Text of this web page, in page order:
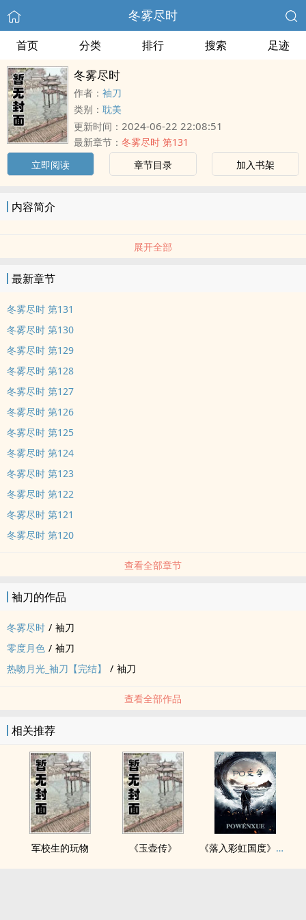
冬雾尽时
首页 分类 排行 搜索 足迹
冬雾尽时
作者： 袖刀
类别： 耽美
更新时间： 2024-06-22 22:08:51
最新章节： 冬雾尽时 第131
立即阅读
章节目录 加入书架
内容简介
展开全部
最新章节
冬雾尽时 第131
冬雾尽时 第130
冬雾尽时 第129
冬雾尽时 第128
冬雾尽时 第127
冬雾尽时 第126
冬雾尽时 第125
冬雾尽时 第124
冬雾尽时 第123
冬雾尽时 第122
冬雾尽时 第121
冬雾尽时 第120
查看全部章节
袖刀的作品
冬雾尽时 / 袖刀
零度月色 / 袖刀
热吻月光_袖刀【完结】
/ 袖刀
查看全部作品
相关推荐
军校生的玩物 《玉壶传》 《落入彩虹国度》穿越+西幻+言情